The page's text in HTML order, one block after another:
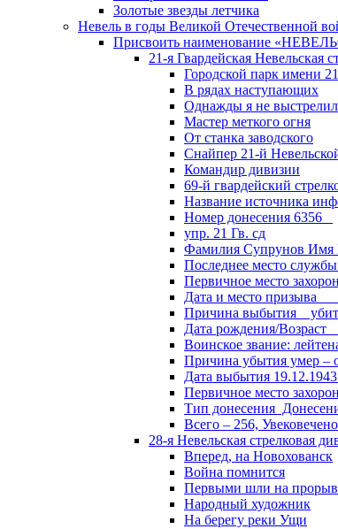
Золотые звезды летчика
Невель в годы Великой Отечественной
Присвоить наименование
21-я Гвардейская Невельская
Городской парк имени
В рядах наступающих
Однажды я не
Мастер меткого огня
От станка заводского
Снайпер 21-й
Командир дивизии
69-й гвардейский
Название источника
Номер донесения 6356
упр. 21 Гв. сд
Фамилия Супрунов Имя
Последнее место
Первичное место
Дата и место призыва
Причина выбытия убит
Дата рождения/
Воинское звание:
Причина убытия умер –
Дата выбытия 19.12.1943
Первичное место
Тип донесения
Всего – 256,
28-я Невельская стрелковая
Вперед, на Новохованск
Война помнится
Первыми шли на прорыв
Народный художник
На берегу реки Ущи